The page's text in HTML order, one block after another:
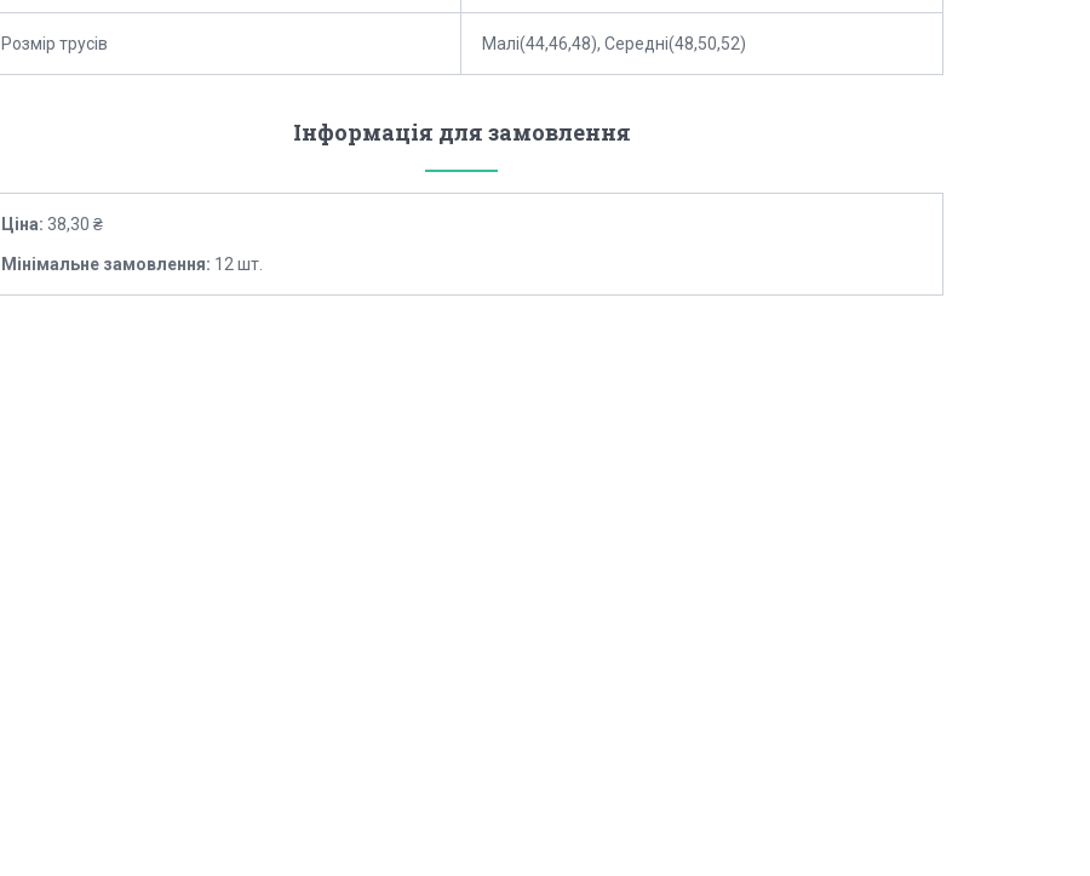
Розмір трусів Малі(44,46,48), Середні(48,50,52)
Інформація для замовлення
Ціна: 38,30 ₴
Мінімальне замовлення: 12 шт.